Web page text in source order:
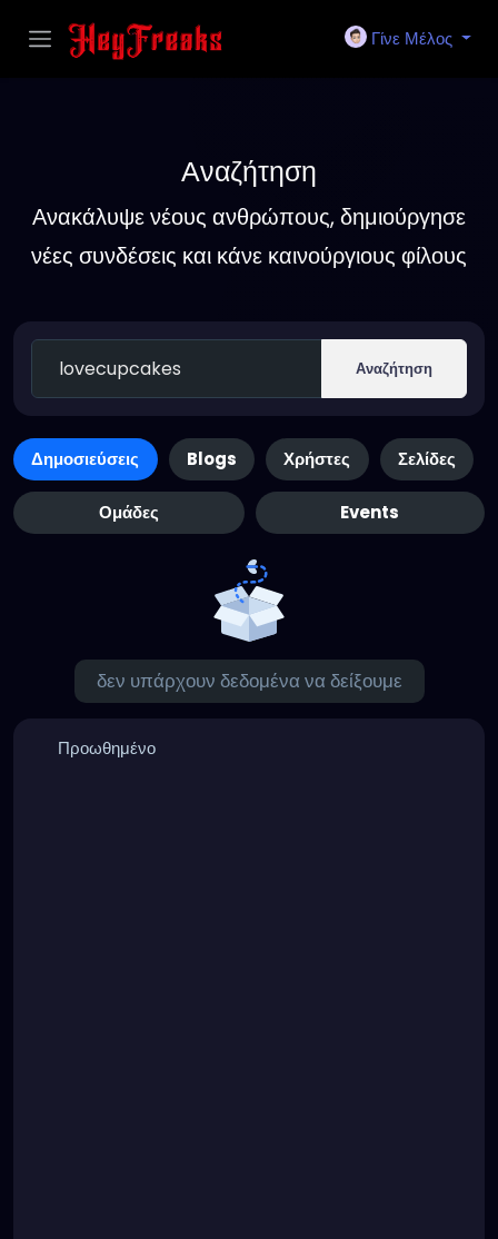
Γίνε Μέλος
Αναζήτηση
Ανακάλυψε νέους ανθρώπους, δημιούργησε
νέες συνδέσεις και κάνε καινούργιους φίλους
Αναζήτηση
Δημοσιεύσεις Blogs Χρήστες Σελίδες
Ομάδες Events
δεν υπάρχουν δεδομένα να δείξουμε
Προωθημένο